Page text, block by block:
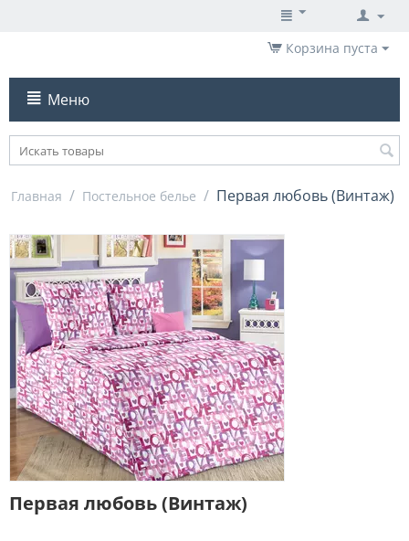
Корзина пуста
Меню
Главная / Постельное белье / Первая любовь (Винтаж)
Первая любовь (Винтаж)